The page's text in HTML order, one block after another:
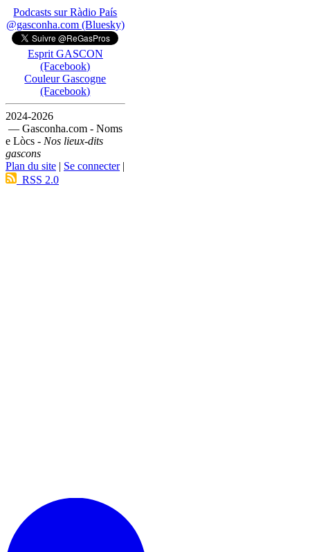
Podcasts sur Ràdio País
@gasconha.com (Bluesky)
Esprit GASCON
(Facebook)
Couleur Gascogne
(Facebook)
2024-2026
— Gasconha.com - Noms
e Lòcs - Nos lieux-dits
gascons
Plan du site | Se connecter|
RSS 2.0